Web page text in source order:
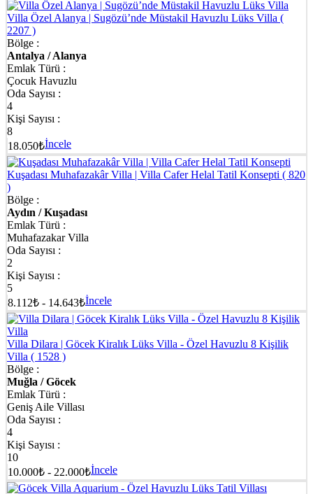
Villa Özel Alanya | Sugözü’nde Müstakil Havuzlu Lüks Villa (
2207 )
Bölge :
Antalya / Alanya
Emlak Türü :
Çocuk Havuzlu
Oda Sayısı :
4
Kişi Sayısı :
8
18.050₺İncele
Kuşadası Muhafazakâr Villa | Villa Cafer Helal Tatil Konsepti ( 820
)
Bölge :
Aydın / Kuşadası
Emlak Türü :
Muhafazakar Villa
Oda Sayısı :
2
Kişi Sayısı :
5
8.112₺ - 14.643₺İncele
Villa Dilara | Göcek Kiralık Lüks Villa - Özel Havuzlu 8 Kişilik
Villa ( 1528 )
Bölge :
Muğla / Göcek
Emlak Türü :
Geniş Aile Villası
Oda Sayısı :
4
Kişi Sayısı :
10
10.000₺ - 22.000₺İncele